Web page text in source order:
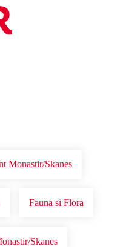
OFERTE DE NERATAT
Monastir/Skanes
Fauna si Flora
Skanes